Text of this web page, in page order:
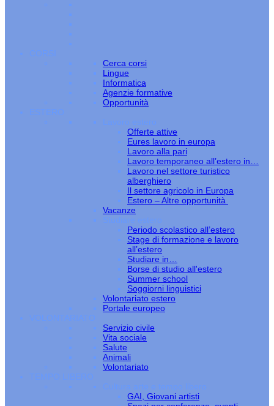
CORSI
Cerca corsi
Lingue
Informatica
Agenzie formative
Opportunità
ESTERO
Lavoro estero
Offerte attive
Eures lavoro in europa
Lavoro alla pari
Lavoro temporaneo all’estero in…
Lavoro nel settore turistico
alberghiero
Il settore agricolo in Europa
Estero – Altre opportunità
Vacanze
Studiare estero
Periodo scolastico all’estero
Stage di formazione e lavoro
all’estero
Studiare in…
Borse di studio all'estero
Summer school
Soggiorni linguistici
Volontariato estero
Portale europeo
VOLONTARIATO
Servizio civile
Vita sociale
Salute
Animali
Volontariato
TEMPO LIBERO
Cultura arte e tempo libero
GAI, Giovani artisti